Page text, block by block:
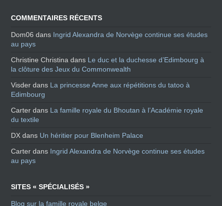
COMMENTAIRES RÉCENTS
Dom06 dans Ingrid Alexandra de Norvège continue ses études
au pays
Christine Christina dans Le duc et la duchesse d’Edimbourg à
la clôture des Jeux du Commonwealth
Visder dans La princesse Anne aux répétitions du tatoo à
Edimbourg
Carter dans La famille royale du Bhoutan à l’Académie royale
du textile
DX dans Un héritier pour Blenheim Palace
Carter dans Ingrid Alexandra de Norvège continue ses études
au pays
SITES « SPÉCIALISÉS »
Blog sur la famille royale belge